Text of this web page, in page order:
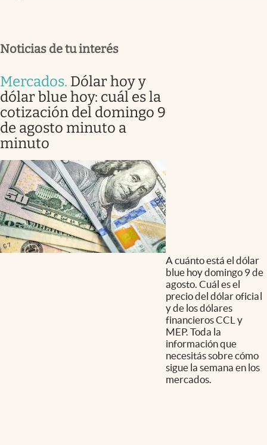
Noticias de tu interés
Mercados. Dólar hoy y
dólar blue hoy: cuál es la
cotización del domingo 9
de agosto minuto a
minuto
A cuánto está el dólar
blue hoy domingo 9 de
agosto. Cuál es el
precio del dólar oficial
y de los dólares
financieros CCL y
MEP. Toda la
información que
necesitás sobre cómo
sigue la semana en los
mercados.